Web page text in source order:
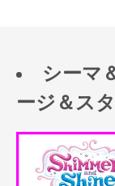
シーマ
ージ＆ス